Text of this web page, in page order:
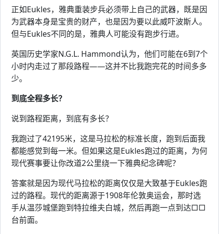
正如Eukles，雅典重装步兵必须带上自己的武器，既是因
为武器本身是宝贵的财产，也是因为要以此威吓波斯人。
但与Eukles不同的是，雅典人可能没有跑步行进。
英国历史学家N.G.L. Hammond认为，他们可能在6到7个
小时内走过了那段路程——这并不比我跑完花的时间多多
少。
到底全程多长？
说到路程距离，到底有多长？
我跑过了42195米，这是马拉松的标准长度，跑到后面我
都能感觉到每一米。但如果这是Eukles跑过的距离，为何
现代赛事要让你改道2公里绕一下雅典纪念碑呢？
答案就是因为现代马拉松的距离仅仅是大致基于Eukles跑
过的路程。现代的距离源于1908年伦敦奥运会，那时选
手从温莎城堡跑到特拉维夫白城，然后再跑一点到达□□
台前面。